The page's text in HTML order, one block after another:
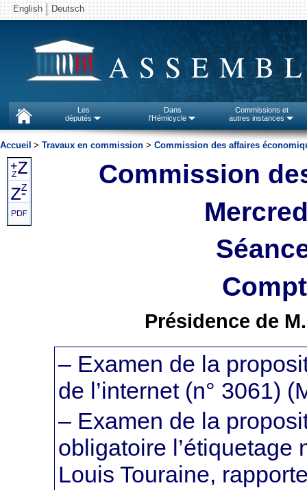
English Deutsch
Les
députés
Dans
l'Hémicycle
Commissions et
autres instances
Accueil > Travaux en commission > Commission des affaires
Commission
Présidence de
– Examen de la
de l’internet (n° 3061)
– Examen de la
obligatoire l’étiquetage
Louis Touraine,